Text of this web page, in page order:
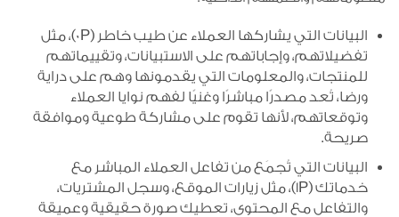
البيانات التي يشاركها العملاء عن طيب خاطر (0P)، مثل
تفضيلاتهم، وإجاباتهم على الاستبيانات، وتقييماتهم
للمنتجات، والمعلومات التي يقدمونها وهم على دراية
ورضا، تُعد مصدرًا مباشرًا وغنيًا لفهم نوايا العملاء
وتوقعاتهم، لأنها تقوم على مشاركة طوعية وموافقة
صريحة.
البيانات التي تُجمَع من تفاعل العملاء المباشر مع
خدماتك (1P)، مثل زيارات الموقع، وسجل المشتريات،
والتفاعل مع المحتوى، تعطيك صورة حقيقية وعميقة